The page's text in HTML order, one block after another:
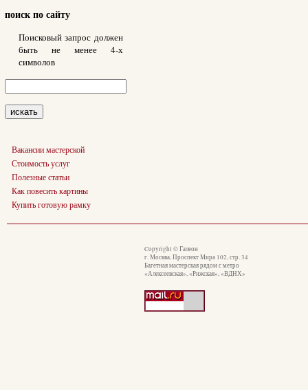
поиск по сайту
Поисковый запрос должен
быть не менее 4-х
символов
Вакансии мастерской
Стоимость услуг
Полезные статьи
Как повесить картины
Купить готовую рамку
Copyright © Галеон
г. Москва, Проспект Мира 102, стр. 34
Багетная мастерская рядом с метро
«Алексеевская», «Рижская», «ВДНХ»